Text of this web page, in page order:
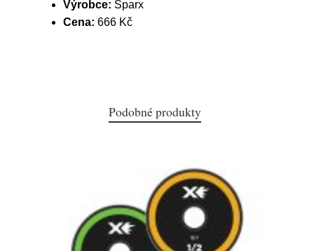
Výrobce: Sparx
Cena: 666 Kč
Podobné produkty